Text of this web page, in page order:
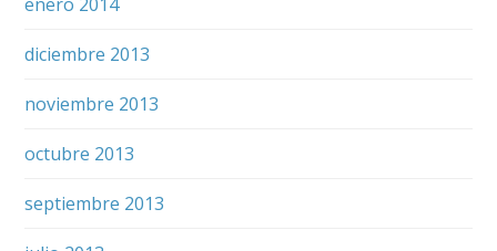
diciembre 2013
noviembre 2013
octubre 2013
septiembre 2013